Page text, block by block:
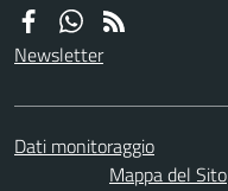
Newsletter
Dati monitoraggio
Mappa del Sito